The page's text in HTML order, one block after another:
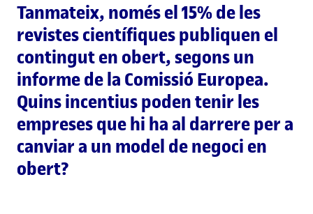
Tanmateix, només el 15% de les
revistes científiques publiquen el
contingut en obert, segons un
informe de la Comissió Europea.
Quins incentius poden tenir les
empreses que hi ha al darrere per a
canviar a un model de negoci en
obert?